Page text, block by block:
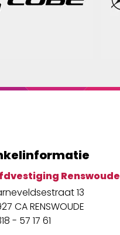
Renswoude
13
CA RENSWOUDE
- 57 17 61